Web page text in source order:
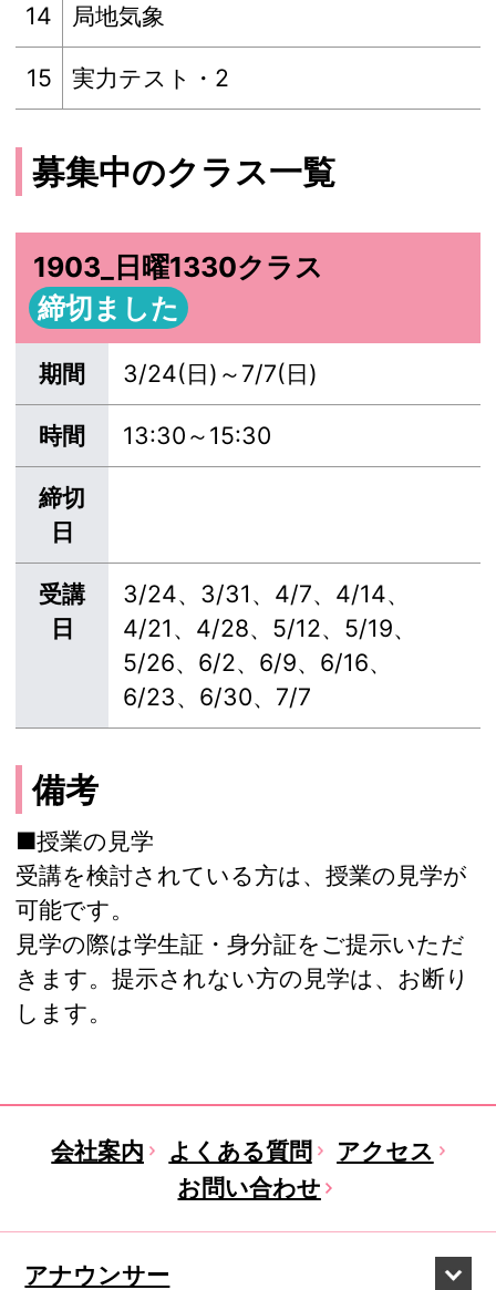
14 局地気象
15 実力テスト・2
募集中のクラス一覧
1903_日曜1330クラス
締切ました
期間 3/24(日)～7/7(日)
時間 13:30～15:30
締切
日
受講
日
3/24、3/31、4/7、4/14、
4/21、4/28、5/12、5/19、
5/26、6/2、6/9、6/16、
6/23、6/30、7/7
備考
■授業の見学
受講を検討されている方は、授業の見学が
可能です。
見学の際は学生証・身分証をご提示いただ
きます。提示されない方の見学は、お断り
します。
会社案内 よくある質問
アクセス
お問い合わせ
アナウンサー